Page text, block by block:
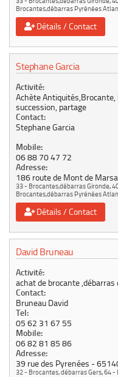
Brocantes,débarras Pyrénées
Détails / Contact
Stephane Garcia
Activité:
Achète Antiquités,Brocante,
succession, partage
Contact:
Stephane Garcia
Mobile:
06 88 70 47 72
Adresse:
186 route de Mont de
33 - Brocantes,débarras Gironde,
Brocantes,débarras Pyrénées
Détails / Contact
David Bruneau
Activité:
achat de brocante ,débarras
Contact:
Bruneau David
Tel:
05 62 31 67 55
Mobile:
06 82 81 85 86
Adresse:
39 rue des Pyrenées
32 - Brocantes, débarras Gers,64 -